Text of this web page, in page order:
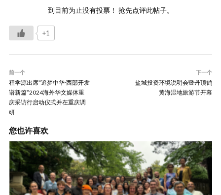
到目前为止没有投票！ 抢先点评此帖子。
+1
前一个
程学源出席“追梦中华·西部开发
谱新篇”2024海外华文媒体重
庆采访行启动仪式并在重庆调
研
下一个
盐城投资环境说明会暨丹顶鹤
黄海湿地旅游节开幕
您也许喜欢